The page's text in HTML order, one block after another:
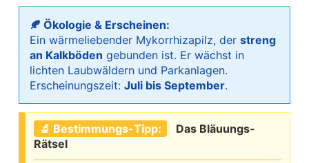
🍂 Ökologie & Erscheinen:
Ein wärmeliebender Mykorrhizapilz, der streng
an Kalkböden gebunden ist. Er wächst in
lichten Laubwäldern und Parkanlagen.
Erscheinungszeit: Juli bis September.
🔬 Bestimmungs-Tipp:
Das Bläuungs-
Rätsel